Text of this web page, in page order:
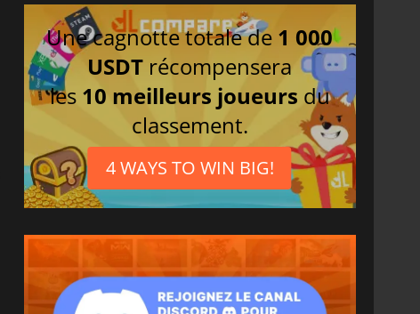
Une cagnotte totale de 1 000
USDT récompensera
les 10 meilleurs joueurs du
classement.
4 WAYS TO WIN BIG!